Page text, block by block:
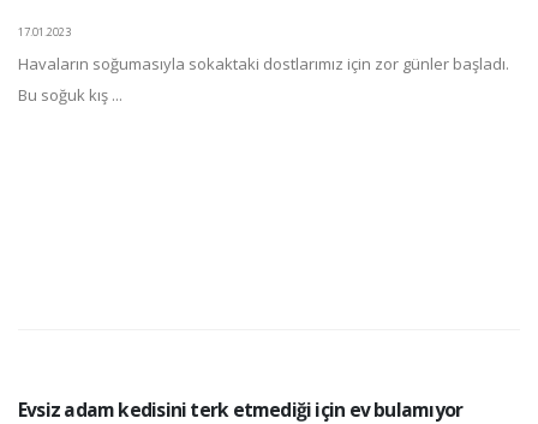
17.01.2023
Havaların soğumasıyla sokaktaki dostlarımız için zor günler başladı.
Bu soğuk kış ...
Evsiz adam kedisini terk etmediği için ev bulamıyor